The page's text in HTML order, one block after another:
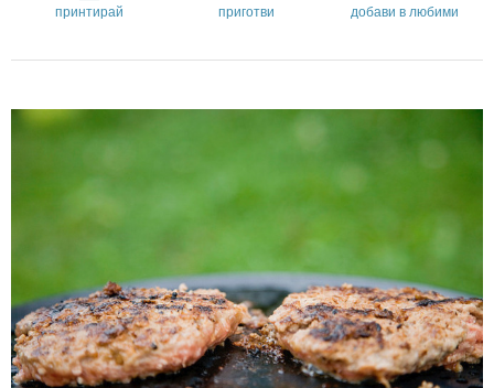
принтирай приготви добави в любими